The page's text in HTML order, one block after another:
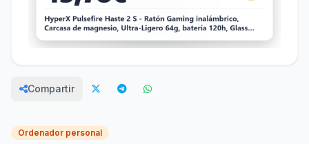
Compartir
Ordenador personal